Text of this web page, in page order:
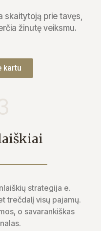
skaitytoją prie tavęs,
žinutę veiksmu.
kartu
strategija e.
trečdalį visų pajamų.
o savarankiškas